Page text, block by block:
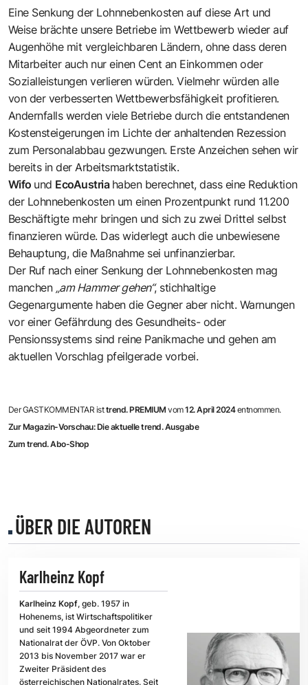
Eine Senkung der Lohnnebenkosten auf diese Art und
Weise brächte unsere Betriebe im Wettbewerb wieder auf
Augenhöhe mit vergleichbaren Ländern, ohne dass deren
Mitarbeiter auch nur einen Cent an Einkommen oder
Sozialleistungen verlieren würden. Vielmehr würden alle
von der verbesserten Wettbewerbsfähigkeit profitieren.
Andernfalls werden viele Betriebe durch die entstandenen
Kostensteigerungen im Lichte der anhaltenden Rezession
zum Personalabbau gezwungen. Erste Anzeichen sehen wir
bereits in der Arbeitsmarktstatistik.
Wifo und EcoAustria haben berechnet, dass eine Reduktion
der Lohnnebenkosten um einen Prozentpunkt rund 11.200
Beschäftigte mehr bringen und sich zu zwei Drittel selbst
finanzieren würde. Das widerlegt auch die unbewiesene
Behauptung, die Maßnahme sei unfinanzierbar.
Der Ruf nach einer Senkung der Lohnnebenkosten mag
manchen „am Hammer gehen“, stichhaltige
Gegenargumente haben die Gegner aber nicht. Warnungen
vor einer Gefährdung des Gesundheits- oder
Pensionssystems sind reine Panikmache und gehen am
aktuellen Vorschlag pfeilgerade vorbei.
Der GASTKOMMENTAR isttrend. PREMIUMvom12. April 2024entnommen.
Zur Magazin-Vorschau: Die aktuelle trend. Ausgabe
Zum trend. Abo-Shop
ÜBER DIE AUTOREN
Karlheinz Kopf
Karlheinz Kopf, geb. 1957 in
Hohenems, ist Wirtschaftspolitiker
und seit 1994 Abgeordneter zum
Nationalrat der ÖVP. Von Oktober
2013 bis November 2017 war er
Zweiter Präsident des
österreichischen Nationalrates. Seit